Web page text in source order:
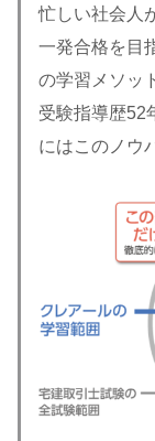
忙しい社会人
一発合格を目
の学習メソッ
受験指導歴52
にはこのノウ